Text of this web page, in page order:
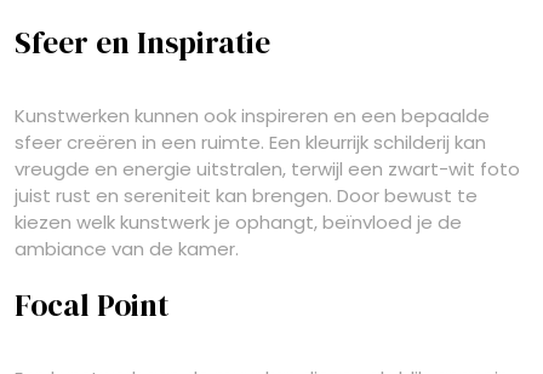
Sfeer en Inspiratie
Kunstwerken kunnen ook inspireren en een bepaalde
sfeer creëren in een ruimte. Een kleurrijk schilderij kan
vreugde en energie uitstralen, terwijl een zwart-wit foto
juist rust en sereniteit kan brengen. Door bewust te
kiezen welk kunstwerk je ophangt, beïnvloed je de
ambiance van de kamer.
Focal Point